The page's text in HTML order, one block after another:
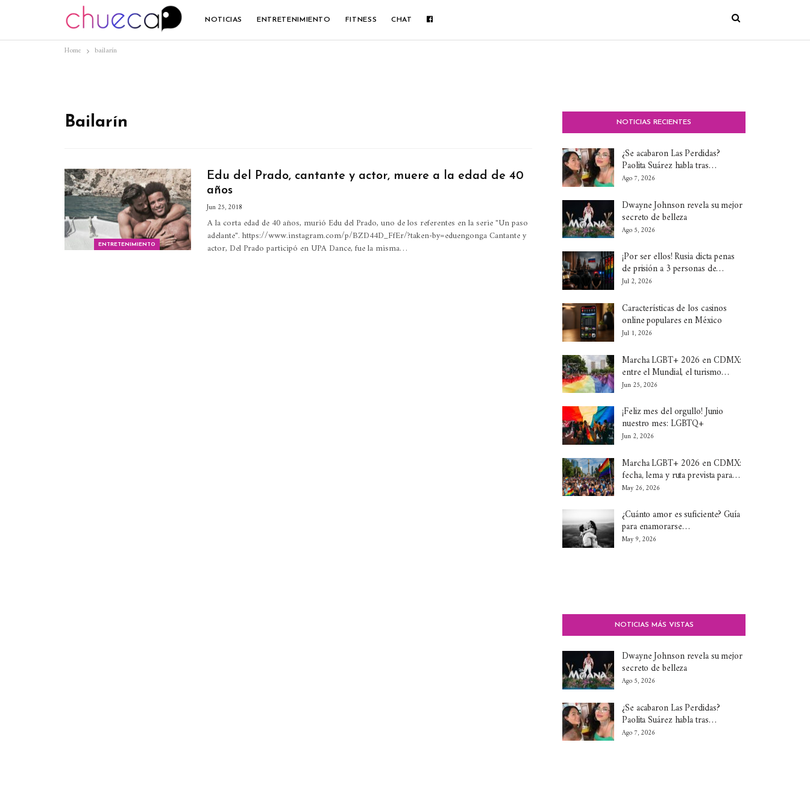
NOTICIAS ENTRETENIMIENTO FITNESS CHAT
Home bailarín
Bailarín
ENTRETENIMIENTO
Edu del Prado, cantante y actor, muere a la edad de 40
años
Jun 25, 2018
A la corta edad de 40 años, murió Edu del Prado, uno de los referentes en la serie "Un paso
adelante". https://www.instagram.com/p/BZD44D_FfEr/?taken-by=eduengonga Cantante y
actor, Del Prado participó en UPA Dance, fue la misma…
NOTICIAS RECIENTES
¿Se acabaron Las Perdidas?
Paolita Suárez habla tras…
Ago 7, 2026
Dwayne Johnson revela su mejor
secreto de belleza
Ago 5, 2026
¡Por ser ellos! Rusia dicta penas
de prisión a 3 personas de…
Jul 2, 2026
Características de los casinos
online populares en México
Jul 1, 2026
Marcha LGBT+ 2026 en CDMX:
entre el Mundial, el turismo…
Jun 25, 2026
¡Feliz mes del orgullo! Junio
nuestro mes: LGBTQ+
Jun 2, 2026
Marcha LGBT+ 2026 en CDMX:
fecha, lema y ruta prevista para…
May 26, 2026
¿Cuánto amor es suficiente? Guía
para enamorarse…
May 9, 2026
NOTICIAS MÁS VISTAS
Dwayne Johnson revela su mejor
secreto de belleza
Ago 5, 2026
¿Se acabaron Las Perdidas?
Paolita Suárez habla tras…
Ago 7, 2026